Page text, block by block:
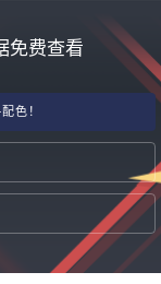
免费查看
色！